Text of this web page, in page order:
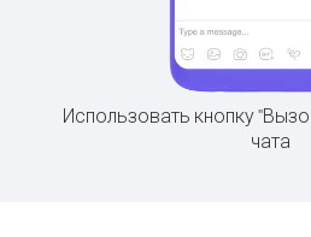
Использовать кнопку
чата